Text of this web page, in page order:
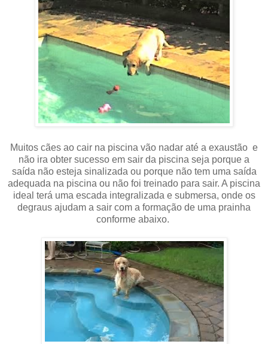
Muitos cães ao cair na piscina vão nadar até a exaustão e
não ira obter sucesso em sair da piscina seja porque a
saída não esteja sinalizada ou porque não tem uma saída
adequada na piscina ou não foi treinado para sair. A piscina
ideal terá uma escada integralizada e submersa, onde os
degraus ajudam a sair com a formação de uma prainha
conforme abaixo.